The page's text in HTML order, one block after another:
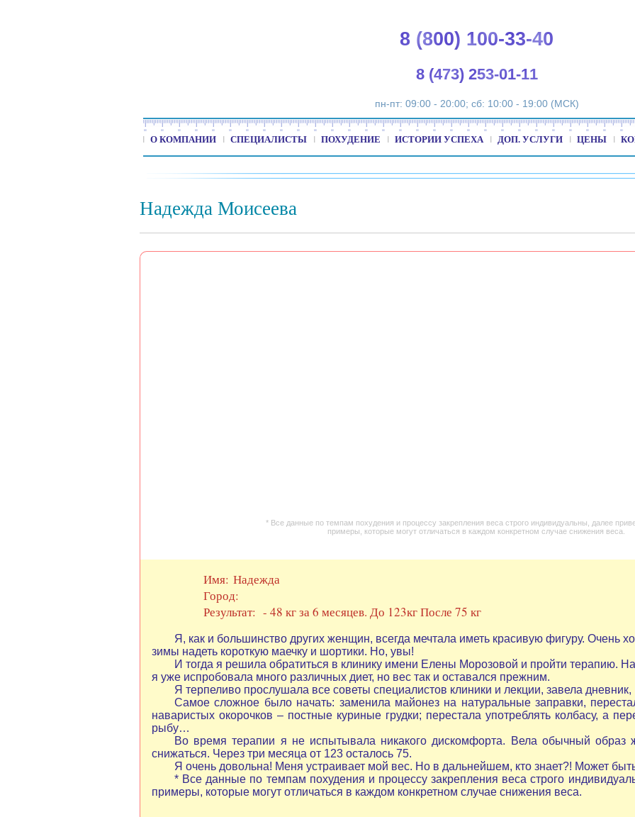
8 (800) 100-33-40
8 (473) 253-01-11
пн-пт: 09:00 - 20:00; сб: 10:00 - 19:00 (МСК)
О КОМПАНИИ СПЕЦИАЛИСТЫ ПОХУДЕНИЕ ИСТОРИИ УСПЕХА ДОП. УСЛУГИ ЦЕНЫ
Надежда Моисеева
* Все данные по темпам похудения и процессу закрепления веса строго индивидуальны, далее
примеры, которые могут отличаться в каждом конкретном случае снижения веса.
Имя: Надежда
Город:
Результат: - 48 кг за 6 месяцев. До 123кг После 75 кг
Я, как и большинство других женщин, всегда мечтала иметь красивую фигуру. Очень
зимы надеть короткую маечку и шортики. Но, увы!
И тогда я решила обратиться в клинику имени Елены Морозовой и пройти терапию.
я уже испробовала много различных диет, но вес так и оставался прежним.
Я терпеливо прослушала все советы специалистов клиники и лекции, завела
Самое сложное было начать: заменила майонез на натуральные заправки,
наваристых окорочков – постные куриные грудки; перестала употреблять колбасу, а
рыбу…
Во время терапии я не испытывала никакого дискомфорта. Вела обычный образ
снижаться. Через три месяца от 123 осталось 75.
Я очень довольна! Меня устраивает мой вес. Но в дальнейшем, кто знает?! Может
* Все данные по темпам похудения и процессу закрепления веса строго
примеры, которые могут отличаться в каждом конкретном случае снижения веса.